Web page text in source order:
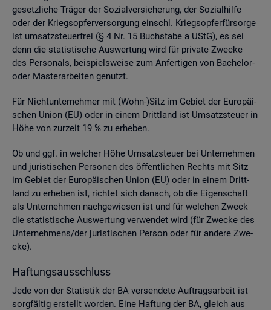
ge­setz­li­che Trä­ger der So­zi­al­ver­si­che­rung, der So­zi­al­hil­fe
oder der Kriegs­op­fer­ver­sor­gung einschl. Kriegs­op­fer­für­sor­ge
ist um­satz­steu­er­frei (§ 4 Nr. 15 Buch­sta­be a UStG), es sei
denn die sta­tis­ti­sche Aus­wer­tung wird für pri­va­te Zwe­cke
des Per­so­nals, bei­spiels­wei­se zum An­fer­ti­gen von Ba­che­lor-
oder Mas­ter­ar­bei­ten ge­nutzt.
Für Nicht­un­ter­neh­mer mit (Wohn-)Sitz im Ge­biet der Eu­ro­päi­
schen Union (EU) oder in einem Dritt­land ist Um­satz­steu­er in
Höhe von zur­zeit 19 % zu er­he­ben.
Ob und ggf. in wel­cher Höhe Um­satz­steu­er bei Un­ter­neh­men
und ju­ris­ti­schen Per­so­nen des öf­fent­li­chen Rechts mit Sitz
im Ge­biet der Eu­ro­päi­schen Union (EU) oder in einem Dritt­
land zu er­he­ben ist, rich­tet sich da­nach, ob die Ei­gen­schaft
als Un­ter­neh­men nach­ge­wie­sen ist und für wel­chen Zweck
die sta­tis­ti­sche Aus­wer­tung ver­wen­det wird (für Zwe­cke des
Un­ter­neh­mens/der ju­ris­ti­schen Per­son oder für an­de­re Zwe­
cke).
Haf­tungs­aus­schluss
Jede von der Sta­tis­tik der BA ver­sen­de­te Auf­trags­ar­beit ist
sorg­fäl­tig er­stellt wor­den. Eine Haf­tung der BA, gleich aus